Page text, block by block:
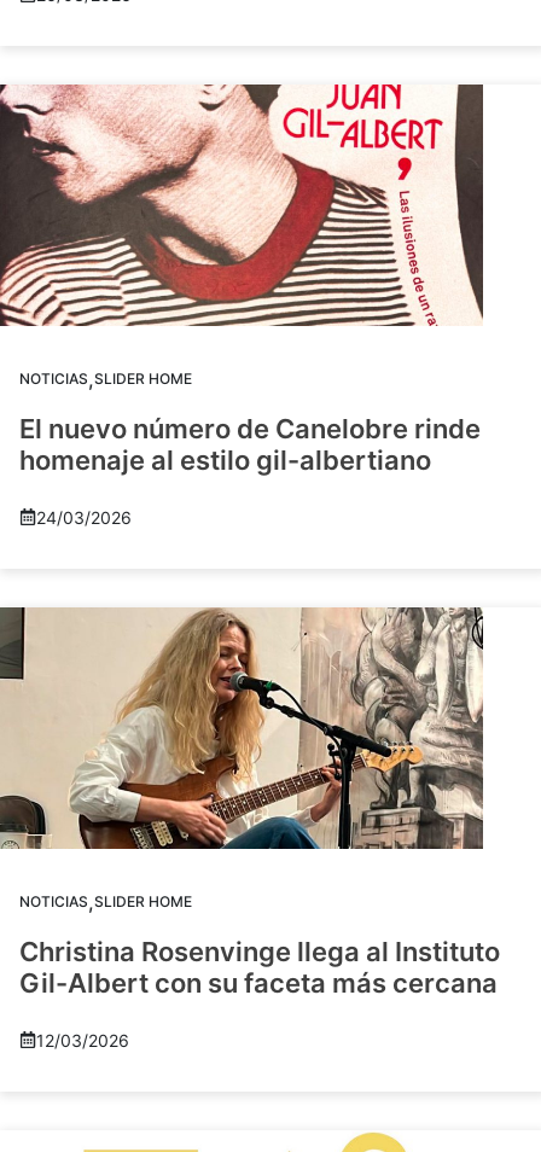
NOTICIAS,SLIDER HOME
El nuevo número de Canelobre rinde
homenaje al estilo gil-albertiano
24/03/2026
NOTICIAS,SLIDER HOME
Christina Rosenvinge llega al Instituto
Gil-Albert con su faceta más cercana
12/03/2026